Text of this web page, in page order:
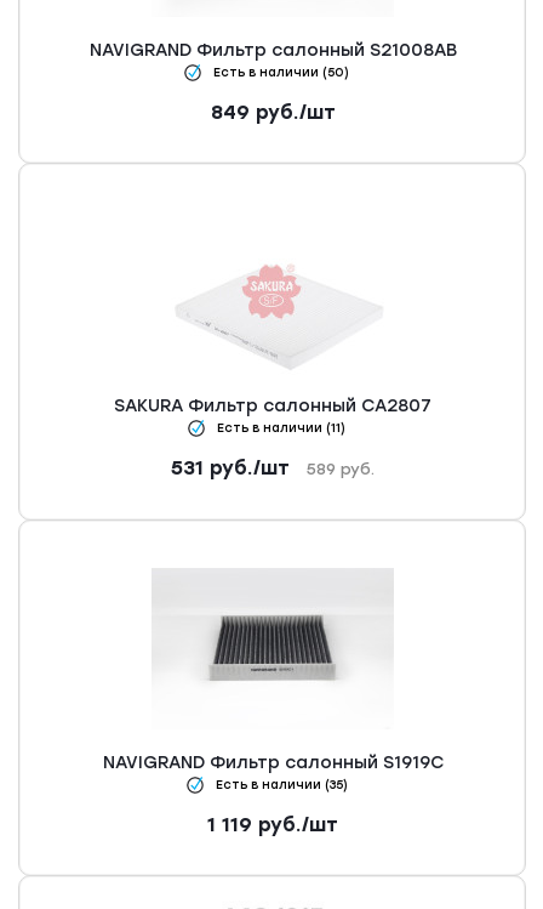
NAVIGRAND Фильтр салонный S21008AB
Есть в наличии (50)
849 руб./шт
SAKURA Фильтр салонный CA2807
Есть в наличии (11)
531 руб./шт 589 руб.
NAVIGRAND Фильтр салонный S1919C
Есть в наличии (35)
1 119 руб./шт